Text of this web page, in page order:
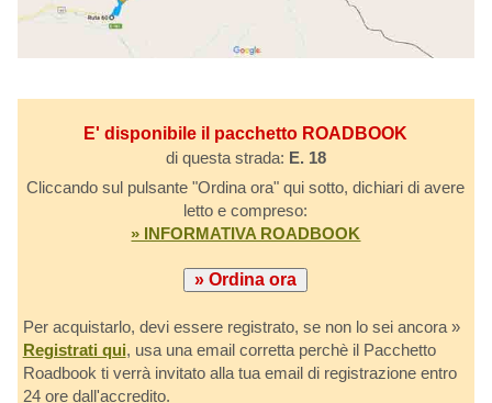
E' disponibile il pacchetto ROADBOOK
di questa strada: E. 18
Cliccando sul pulsante "Ordina ora" qui sotto, dichiari di avere
letto e compreso:
» INFORMATIVA ROADBOOK
Per acquistarlo, devi essere registrato, se non lo sei ancora »
Registrati qui, usa una email corretta perchè il Pacchetto
Roadbook ti verrà invitato alla tua email di registrazione entro
24 ore dall'accredito.